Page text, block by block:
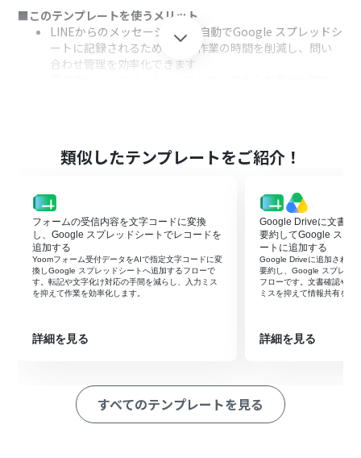
■このテンプレートを使うメリット
LINEからのメッセージ内容が自動でGoogle スプレッドシ
ートに記録されるため、転記作業の時間を削減し、問い
合わせ管理を効率化できます
はじめに、LINE公式アカウントとGoogle スプレッドシー
トをYoomと連携します
ザーからメッセージを受け取ったら」というアクションを
設定します
次に、オペレーションで「分岐機能」を設定し、特定の
キーワードが含まれている場合など、後続の処理を分岐さ
せる条件を定めます
次に、オペレーションで「AI 機能」を設定し、受信した
内容に応じた返信メッセージを生成させます
コードを追加する」アクションを設定し、受信したメッセ
ージ内容などを記録します
た内容を自動返信します
※「トリガー」：フロー起動のきっかけとなるアクション、「オ
類似したテンプレートをご紹介！
フォームの受信内容を文字コードに変換
し、Google スプレッドシートでレコードを
追加する
Yoomフォーム受付データをAIで指定文字コードに変
換しGoogle スプレッドシートへ追加するフローで
す。転記や文字化け対応の手間を減らし、入力ミス
を抑えて作業を効率化します。
詳細を見る
Google Driveに文書が
要約してGoogle スプ
ートに追加する
Google Driveに追加された
要約し、Google スプレッ
フローです。文書確認や転
ミスを抑えて情報共有を早
詳細を見る
すべてのテンプレートを見る